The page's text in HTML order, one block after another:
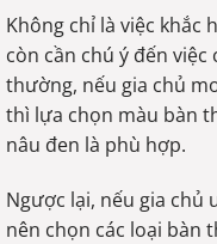
Không chỉ là việc khắc
còn cần chú ý đến
thường, nếu gia chủ
thì lựa chọn màu bàn
nâu đen là phù hợp.
Ngược lại, nếu gia chủ
nên chọn các loại bàn